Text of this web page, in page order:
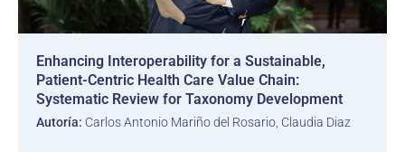
Enhancing Interoperability for a Sustainable,
Patient-Centric Health Care Value Chain:
Systematic Review for Taxonomy Development
Autoría: Carlos Antonio Mariño del Rosario, Claudia Diaz